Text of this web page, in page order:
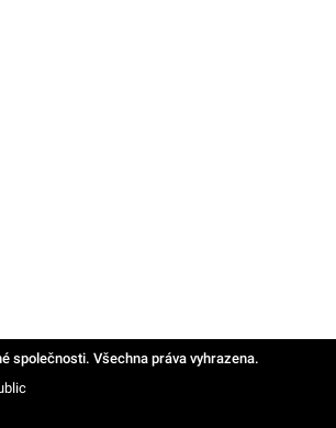
společnosti. Všechna práva vyhrazena.